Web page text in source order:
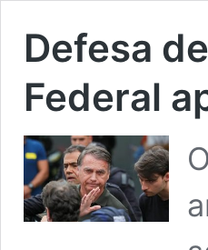
Defesa
Federal